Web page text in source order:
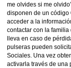
me olvides si me
disponen de un código
acceder a la
contactar con la
lleva en caso de
pulseras pueden
Sociales. Una vez
activarla través de una